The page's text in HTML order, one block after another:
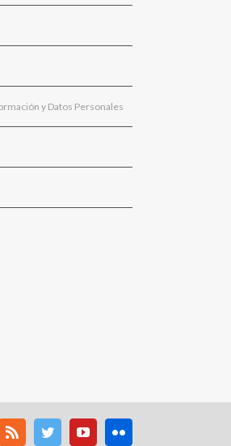
y Datos Personales
TwitterYoutubeFlickr